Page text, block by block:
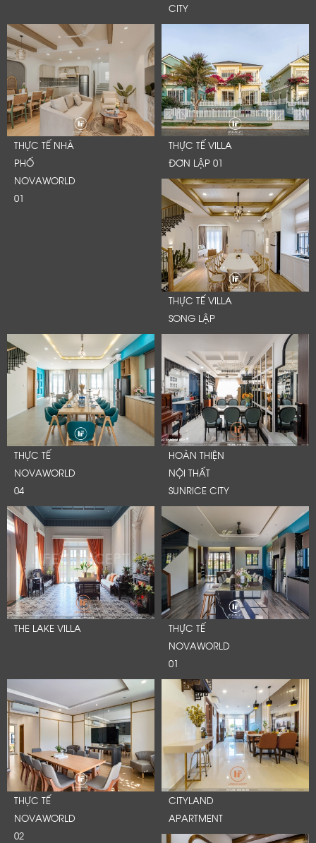
CITY
THỰC TẾ NHÀ
PHỐ
NOVAWORLD
01
THỰC TẾ VILLA
ĐƠN LẬP 01
THỰC TẾ VILLA
SONG LẬP
THỰC TẾ
NOVAWORLD
04
HOÀN THIỆN
NỘI THẤT
SUNRICE CITY
THE LAKE VILLA
THỰC TẾ
NOVAWORLD
01
THỰC TẾ
NOVAWORLD
02
CITYLAND
APARTMENT